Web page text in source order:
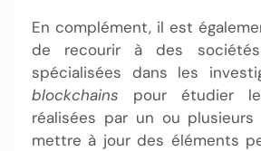
En complément, il est
de recourir à des
spécialisées dans les
blockchains pour étudier
réalisées par un ou plusieurs
mettre à jour des éléments